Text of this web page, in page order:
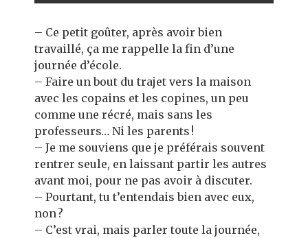
– Ce petit goûter, après avoir bien
travaillé, ça me rappelle la fin d’une
journée d’école.
– Faire un bout du trajet vers la maison
avec les copains et les copines, un peu
comme une récré, mais sans les
professeurs… Ni les parents !
– Je me souviens que je préférais souvent
rentrer seule, en laissant partir les autres
avant moi, pour ne pas avoir à discuter.
– Pourtant, tu t’entendais bien avec eux,
non ?
– C’est vrai, mais parler toute la journée,